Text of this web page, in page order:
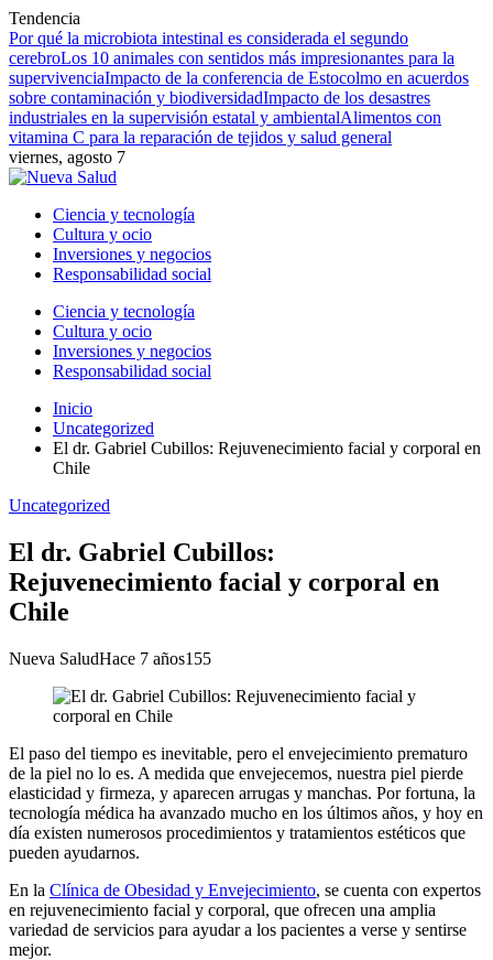
Tendencia
Por qué la microbiota intestinal es considerada el segundo
cerebroLos 10 animales con sentidos más impresionantes para la
supervivenciaImpacto de la conferencia de Estocolmo en acuerdos
sobre contaminación y biodiversidadImpacto de los desastres
industriales en la supervisión estatal y ambientalAlimentos con
vitamina C para la reparación de tejidos y salud general
viernes, agosto 7
Ciencia y tecnología
Cultura y ocio
Inversiones y negocios
Responsabilidad social
Ciencia y tecnología
Cultura y ocio
Inversiones y negocios
Responsabilidad social
Inicio
Uncategorized
El dr. Gabriel Cubillos: Rejuvenecimiento facial y corporal en
Chile
Uncategorized
El dr. Gabriel Cubillos:
Rejuvenecimiento facial y corporal en
Chile
Nueva SaludHace 7 años155
El paso del tiempo es inevitable, pero el envejecimiento prematuro
de la piel no lo es. A medida que envejecemos, nuestra piel pierde
elasticidad y firmeza, y aparecen arrugas y manchas. Por fortuna, la
tecnología médica ha avanzado mucho en los últimos años, y hoy en
día existen numerosos procedimientos y tratamientos estéticos que
pueden ayudarnos.
En la Clínica de Obesidad y Envejecimiento, se cuenta con expertos
en rejuvenecimiento facial y corporal, que ofrecen una amplia
variedad de servicios para ayudar a los pacientes a verse y sentirse
mejor.